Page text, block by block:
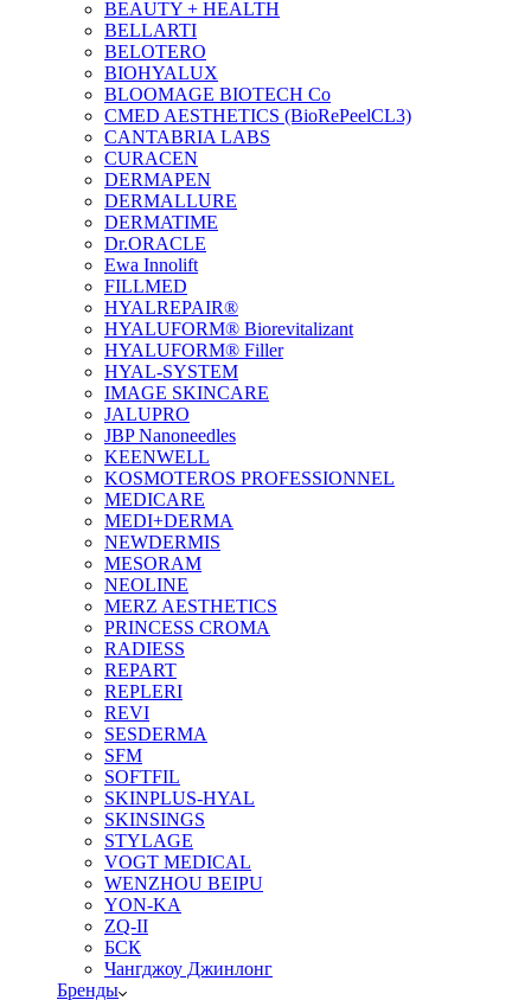
BEAUTY + HEALTH
BELLARTI
BELOTERO
BIOHYALUX
BLOOMAGE BIOTECH Co
CMED AESTHETICS (BioRePeelCL3)
CANTABRIA LABS
CURACEN
DERMAPEN
DERMALLURE
DERMATIME
Dr.ORACLE
Ewa Innolift
FILLMED
НYALREPAIR®
HYALUFORM® Biorevitalizant
HYALUFORM® Filler
HYAL-SYSTEM
IMAGE SKINCARE
JALUPRO
JBP Nanoneedles
KEENWELL
KOSMOTEROS PROFESSIONNEL
MEDICARE
MEDI+DERMA
NEWDERMIS
MESORAM
NEOLINE
MERZ AESTHETICS
PRINCESS CROMA
RADIESS
REPART
REPLERI
REVI
SESDERMA
SFM
SOFTFIL
SKINPLUS-HYAL
SKINSINGS
STYLAGE
VOGT MEDICAL
WENZHOU BEIPU
YON-KA
ZQ-II
БСК
Чангджоу Джинлонг
Бренды